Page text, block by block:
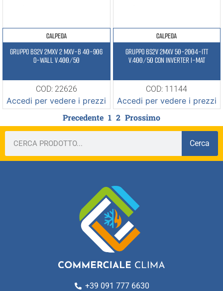
CALPEDA
GRUPPO BS2V 2MXV 2 MXV-B 40-906
O-WALL V.400/50
COD: 22626
Accedi per vedere i prezzi
CALPEDA
GRUPPO BS2V 2MXV 50-2004-ITT
V.400/50 CON INVERTER I-MAT
COD: 11144
Accedi per vedere i prezzi
Precedente 1 2 Prossimo
Cerca
+39 091 777 6630